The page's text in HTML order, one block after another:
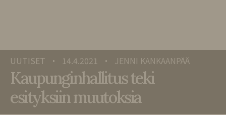
UUTISET • 14.4.2021 • JENNI KANKAANPÄÄ
Kaupunginhallitus teki
esityksiin muutoksia